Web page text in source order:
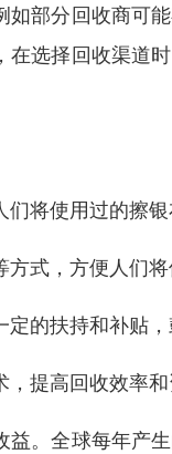
部分回收商可
选择回收渠道
将使用过的擦银
式，方便人们将
的扶持和补贴，
提高回收效率和
。全球每年产